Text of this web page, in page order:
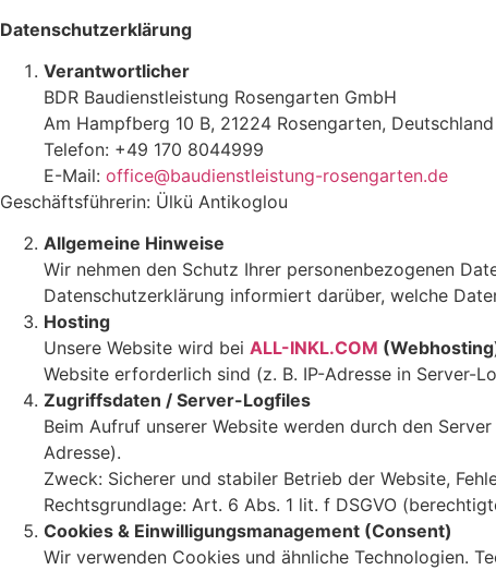
Datenschutzerklärung
Verantwortlicher
BDR Baudienstleistung Rosengarten GmbH
Am Hampfberg 10 B, 21224 Rosengarten, Deutschland
Telefon: +49 170 8044999
E-Mail: office@baudienstleistung-rosengarten.de
Geschäftsführerin: Ülkü Antikoglou
Allgemeine Hinweise
Wir nehmen den Schutz Ihrer personenbezogenen
Datenschutzerklärung informiert darüber, welche
Hosting
Unsere Website wird bei ALL-INKL.COM
Website erforderlich sind (z. B. IP-Adresse in Server-
Zugriffsdaten / Server-Logfiles
Beim Aufruf unserer Website werden durch den
Adresse).
Zweck: Sicherer und stabiler Betrieb der Website,
Rechtsgrundlage: Art. 6 Abs. 1 lit. f DSGVO
Cookies & Einwilligungsmanagement (Consent)
Wir verwenden Cookies und ähnliche Technologien.